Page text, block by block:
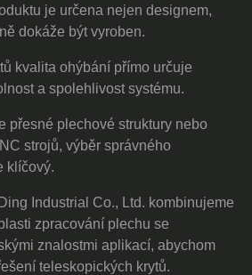
je určena nejen designem,
dokáže být vyroben.
kvalita ohýbání přímo určuje
a spolehlivost systému.
přesné plechové struktury nebo
strojů, výběr správného
klíčový.
Industrial Co., Ltd. kombinujeme
zpracování plechu se
znalostmi aplikací, abychom
teleskopických krytů.